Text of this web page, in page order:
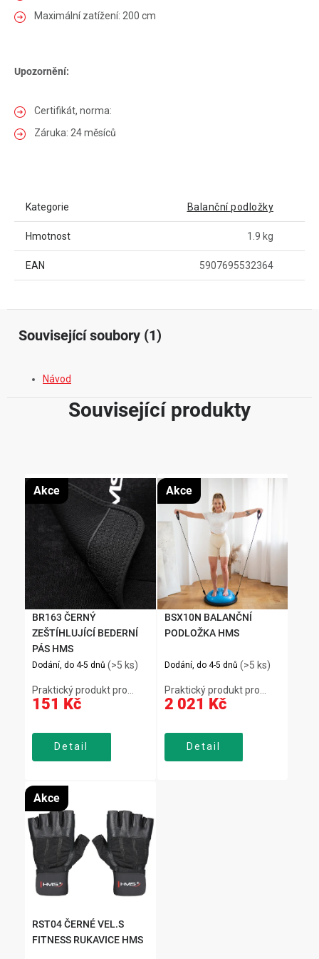
Maximální zatížení: 200 cm
Upozornění:
Certifikát, norma:
Záruka: 24 měsíců
Kategorie Balanční podložky
Hmotnost 1.9 kg
EAN 5907695532364
Související soubory (1)
Návod
Související produkty
Akce
BR163 ČERNÝ
ZEŠTÍHLUJÍCÍ BEDERNÍ
PÁS HMS
Dodání, do 4-5 dnů (>5 ks)
151 Kč
Detail
Praktický produkt pro
každodenní použití.
Akce
BSX10N BALANČNÍ
PODLOŽKA HMS
Dodání, do 4-5 dnů (>5 ks)
2 021 Kč
Detail
Praktický produkt pro
každodenní použití.
Akce
RST04 ČERNÉ VEL.S
FITNESS RUKAVICE HMS